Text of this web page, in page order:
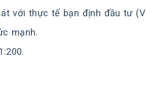
với thực tế bạn định đầu tư
mạnh.